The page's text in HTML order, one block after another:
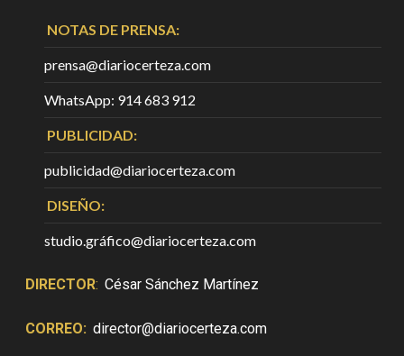
NOTAS DE PRENSA:
prensa@diariocerteza.com
WhatsApp: 914 683 912
PUBLICIDAD:
publicidad@diariocerteza.com
DISEÑO:
studio.gráfico@diariocerteza.com
DIRECTOR: César Sánchez Martínez
CORREO: director@diariocerteza.com